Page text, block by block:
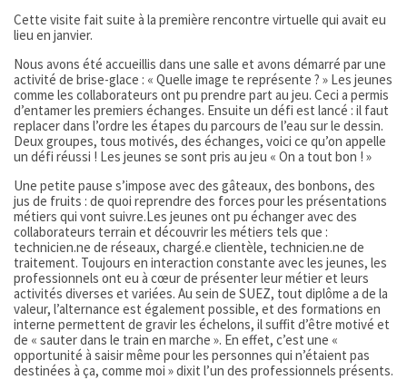
Cette visite fait suite à la première rencontre virtuelle qui avait eu
lieu en janvier.
Nous avons été accueillis dans une salle et avons démarré par une
activité de brise-glace : « Quelle image te représente ? » Les jeunes
comme les collaborateurs ont pu prendre part au jeu. Ceci a permis
d’entamer les premiers échanges. Ensuite un défi est lancé : il faut
replacer dans l’ordre les étapes du parcours de l’eau sur le dessin.
Deux groupes, tous motivés, des échanges, voici ce qu’on appelle
un défi réussi ! Les jeunes se sont pris au jeu « On a tout bon ! »
Une petite pause s’impose avec des gâteaux, des bonbons, des
jus de fruits : de quoi reprendre des forces pour les présentations
métiers qui vont suivre.Les jeunes ont pu échanger avec des
collaborateurs terrain et découvrir les métiers tels que :
technicien.ne de réseaux, chargé.e clientèle, technicien.ne de
traitement. Toujours en interaction constante avec les jeunes, les
professionnels ont eu à cœur de présenter leur métier et leurs
activités diverses et variées. Au sein de SUEZ, tout diplôme a de la
valeur, l’alternance est également possible, et des formations en
interne permettent de gravir les échelons, il suffit d’être motivé et
de « sauter dans le train en marche ». En effet, c’est une «
opportunité à saisir même pour les personnes qui n’étaient pas
destinées à ça, comme moi » dixit l’un des professionnels présents.